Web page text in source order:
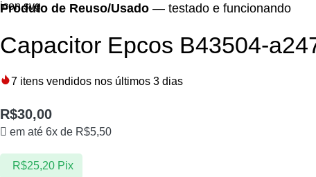
Produto de Reuso/Usado — testado e funcionando
Capacitor Epcos B43504-
7 itens vendidos nos últimos 3 dias
R$30,00
em até 6x de R$5,50
R$25,20 Pix